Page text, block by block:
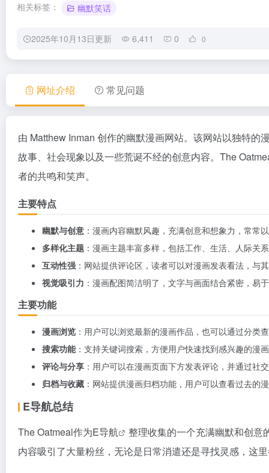
相关标签： 幽默笑话
2025年10月13日更新 6,411 0 0
网址介绍 常见问题
由 Matthew Inman 创作的幽默漫画网站。该网站以独特
故事、社会现象以及一些荒诞不经的创意内容。The
者的共鸣和笑声。
主要特点
幽默与创意 ：漫画内容幽默风趣，充满创意和想象力，常常
多样化主题 ：漫画主题丰富多样，包括工作、生活、人际关
互动性强 ：网站提供评论区，读者可以对漫画发表看法，与
视觉吸引力 ：漫画配图简洁明了，文字与画面结合紧密，易
主要功能
漫画浏览 ：用户可以浏览最新的漫画作品，也可以通过分类
搜索功能：支持关键词搜索，方便用户快速找到感兴趣的漫
评论与分享 ：用户可以在漫画页面下方发表评论，并通过社
归档与收藏 ：网站提供漫画归档功能，用户可以查看过去的
E导航总结
The Oatmeal作为E导航
整理收集的一个充满幽默和创意
内容吸引了大量粉丝，无论是日常消遣还是寻找灵感，这